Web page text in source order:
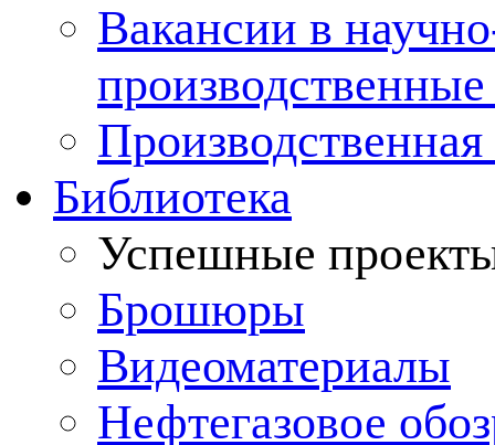
Вакансии в
Производственная
Библиотека
Успешные
Брошюры
Видеоматериалы
Нефтегазовое